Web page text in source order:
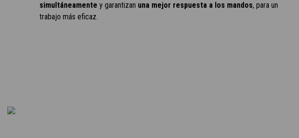
simultáneamente y garantizan una mejor respuesta a los mandos, para un
trabajo más eficaz.